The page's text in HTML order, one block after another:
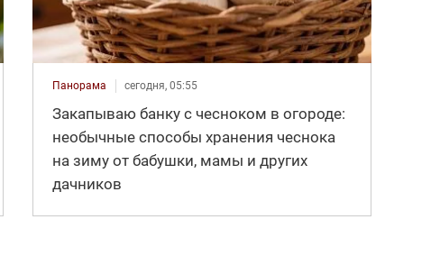
Панорама сегодня, 05:55
Закапываю банку с чесноком в огороде:
необычные способы хранения чеснока
на зиму от бабушки, мамы и других
дачников